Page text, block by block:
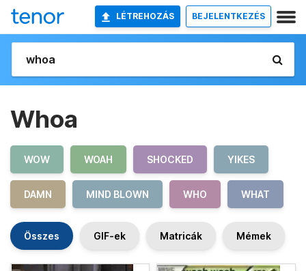
LÉTREHOZÁS BEJELENTKEZÉS
Whoa
WOW WOAH SHOCKED YIKES
DAMN MIND BLOWN WHO WHAT
Összes GIF-ek Matricák Mémek